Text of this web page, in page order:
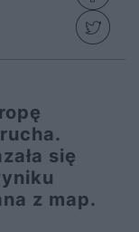
się
z map.